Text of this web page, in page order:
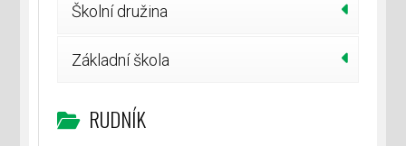
Školní družina
Základní škola
RUDNÍK